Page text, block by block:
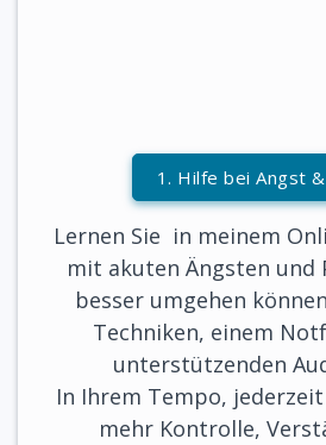
1. Hilfe bei Angst
Lernen Sie in meinem
mit akuten Ängsten und
besser umgehen
Techniken, einem
unterstützenden
In Ihrem Tempo,
mehr Kontrolle,